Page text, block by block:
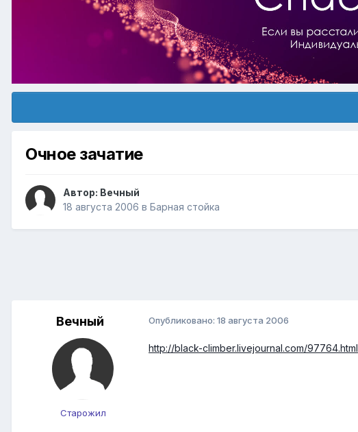
Очное зачатие
Автор: Вечный
18 августа 2006 в Барная стойка
Вечный
Старожил
Опубликовано: 18 августа 2006
http://black-climber.livejournal.com/97764.html